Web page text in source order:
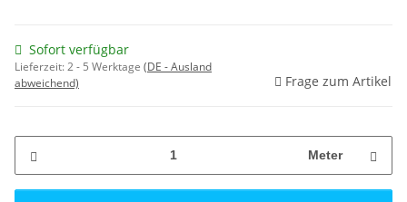
Sofort verfügbar
Lieferzeit:2 - 5 Werktage (DE - Ausland
abweichend)
Frage zum Artikel
Meter